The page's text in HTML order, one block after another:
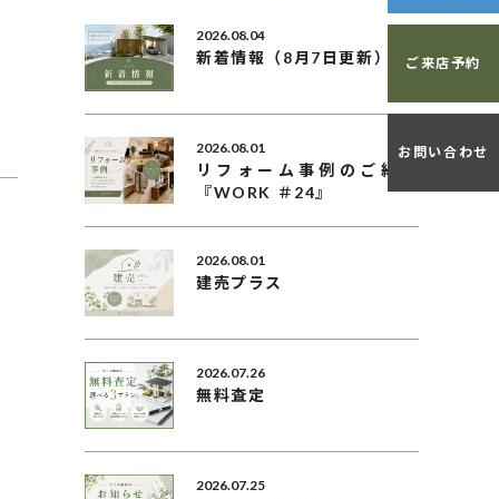
ご来店予約
お問い合わせ
2026.08.04
新着情報（8月7日更新）
2026.08.01
リフォーム事例のご紹介
『WORK ＃24』
2026.08.01
建売プラス
2026.07.26
無料査定
2026.07.25